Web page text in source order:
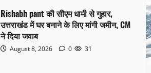
Rishabh pant की सीएम धामी से गुहार,
उत्तराखंड में घर बनाने के लिए मांगी जमीन, CM
ने दिया जवाब
August 8, 2026 0 31